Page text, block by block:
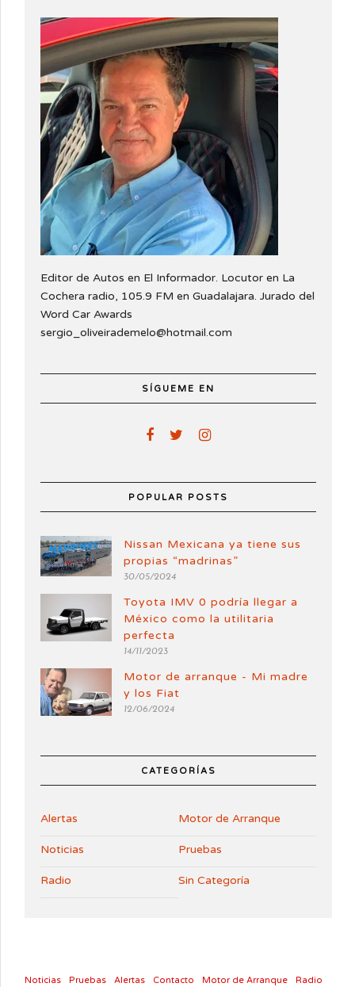
Editor de Autos en El Informador. Locutor en La
Cochera radio, 105.9 FM en Guadalajara. Jurado del
Word Car Awards
sergio_oliveirademelo@hotmail.com
SÍGUEME EN
POPULAR POSTS
Nissan Mexicana ya tiene sus
propias “madrinas”
30/05/2024
Toyota IMV 0 podría llegar a
México como la utilitaria
perfecta
14/11/2023
Motor de arranque - Mi madre
y los Fiat
12/06/2024
CATEGORÍAS
Alertas Motor de Arranque
Noticias Pruebas
Radio Sin Categoría
Noticias Pruebas Alertas Contacto Motor de Arranque Radio